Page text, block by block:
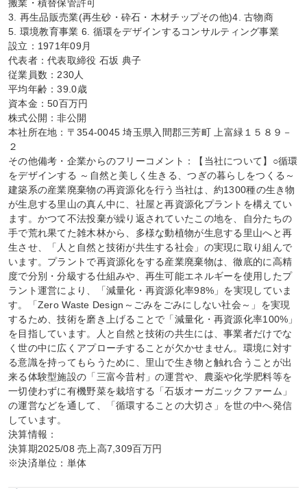
搬業・積替保管許可
3. 再生品販売業(再生砂・砕石・木材チップその他)4. 古物商
5. 環境教育事業 6. 循環をデザインするコンサルティング事業
設立：1971年09月
代表者：代表取締役 石坂 典子
従業員数：230人
平均年齢：39.0歳
資本金：50百万円
株式公開：非公開
本社所在地：〒354-0045 埼玉県入間郡三芳町 上富緑１５８９－
２
その他備考・企業からのフリーコメント：【当社について】○循環
をデザインする ～自然と美しく生きる、つぎの暮らしをつくる～
建築系の産業廃棄物の再資源化を行う当社は、約1300種の生き物
が生息する里山の真ん中に、社屋と再資源化プラントを構えてい
ます。かつて不法投棄が繰り返されていたこの地を、自分たちの
手で荒れ果てた雑木林から、多様な動植物が生息する里山へと再
生させ、「人と自然と技術が共生する社会」の実現に取り組んで
います。プラントで再資源化をする産業廃棄物は、徹底的に高精
度で分別・分級する仕組みや、再生可能エネルギーを使用したプ
ラント運営により、「減量化・再資源化率98%」を実現していま
す。「Zero Waste Design～ごみをごみにしない社会～」を実現
するため、技術を磨き上げることで「減量化・再資源化率100%」
を目指しています。人と自然と技術の共生には、事業者だけでな
く世の中に広くアプローチすることが欠かせません。環境に対す
る意識を持ってもらうために、里山で生き物と触れ合うことが出
来る体験型施設の「三富今昔村」の運営や、農薬や化学肥料等を
一切使わずに有機野菜を栽培する「石坂オーガニックファーム」
の運営などを通して、「循環することの大切さ」を世の中へ発信
しています。
決算情報：
決算期2025/08 売上高7,309百万円
※決済単位：単体